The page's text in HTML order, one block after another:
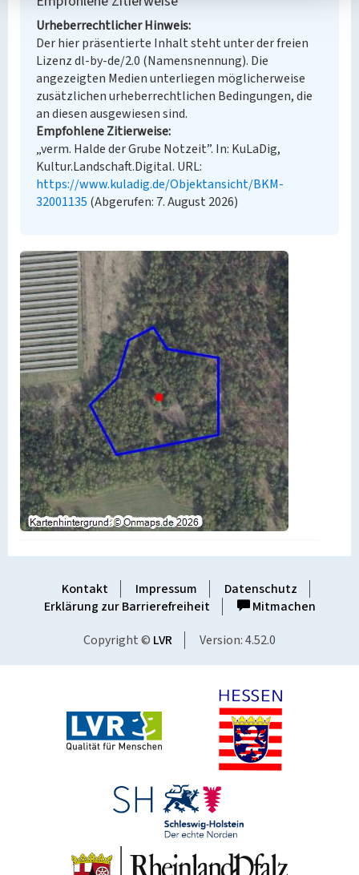
Urheberrechtlicher Hinweis
Der hier präsentierte Inhalt steht unter der freien
Lizenz dl-by-de/2.0 (Namensnennung). Die
angezeigten Medien unterliegen möglicherweise
zusätzlichen urheberrechtlichen Bedingungen, die
an diesen ausgewiesen sind.
Empfohlene Zitierweise
„verm. Halde der Grube Notzeit”. In: KuLaDig,
Kultur.Landschaft.Digital. URL:
https://www.kuladig.de/Objektansicht/BKM-
32001135 (Abgerufen: 7. August 2026)
Kontakt Impressum
Datenschutz
Erklärung zur Barrierefreiheit
Mitmachen
Copyright © LVR Version: 4.52.0